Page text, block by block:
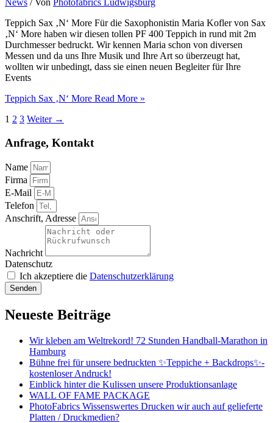
News / Von Photofabrics Ludwigsburg
Teppich Sax ‚N‘ More Für die Saxophonistin Maria Kofler von Sax
‚N‘ More haben wir diesen tollen PF 400 Teppich in rund mit 2m
Durchmesser bedruckt. Wir kennen Maria schon von diversen
Messen und da uns Ihre Musik und Ihre Art so überzeugt hat,
wollten wir unbedingt, dass sie einen neuen Begleiter für Ihre
Events
Teppich Sax ‚N‘ More Read More »
1 2 3 Weiter →
Anfrage, Kontakt
Name
Firma
E-Mail
Telefon
Anschrift, Adresse
Nachricht
Datenschutz
Ich akzeptiere die Datenschutzerklärung
Senden
Neueste Beiträge
Wir kleben am Weltrekord! 72 Stunden Handball-Marathon in
Hamburg
Bühne frei für unsere bedruckten ✨Teppiche + Backdrops✨-
kostenloser Andruck!
Einblick hinter die Kulissen unsere Produktionsanlage
WALL OF FAME PACKAGE
PhotoFabrics Wissenswertes Drucken wir auch auf gelieferte
Platten / Druckmedien?